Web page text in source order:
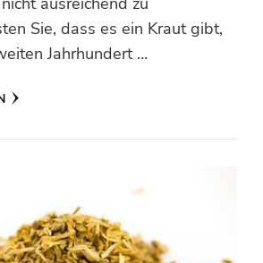
Sie, dass es ein Kraut gibt,
Jahrhundert …